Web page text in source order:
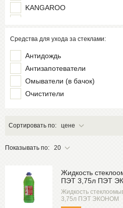
KANGAROO
RUNWAY
SIBIRIA
SINTEC
SYNTHETIUM
Средства для ухода за стеклами:
Антидождь
Антизапотеватели
Омыватели (в бачок)
Очистители
Сортировать по: цене
Показывать по: 20
Жидкость
ПЭТ 3,75л ПЭТ
Жидкость
3,75л ПЭТ ЭКОНОМ